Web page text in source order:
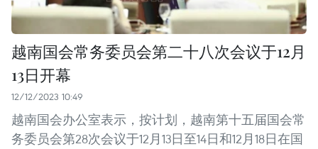
越南国会常务委员会第二十八次会议于12月
13日开幕
12/12/2023 10:49
越南国会办公室表示，按计划，越南第十五届国会常
务委员会第28次会议于12月13日至14日和12月18日在国